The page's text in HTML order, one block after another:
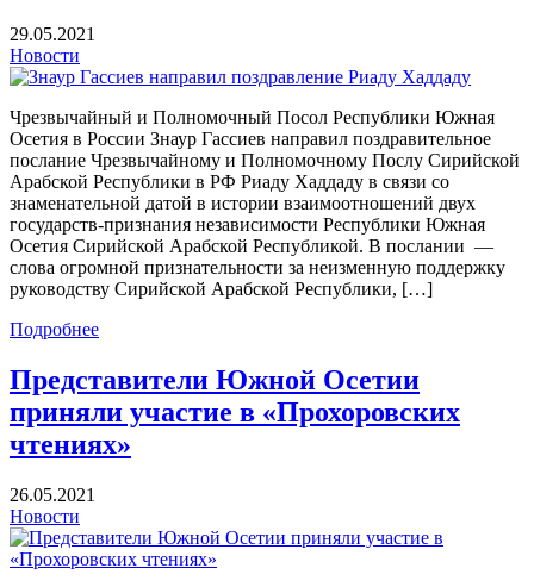
29.05.2021
Новости
Чрезвычайный и Полномочный Посол Республики Южная
Осетия в России Знаур Гассиев направил поздравительное
послание Чрезвычайному и Полномочному Послу Сирийской
Арабской Республики в РФ Риаду Хаддаду в связи со
знаменательной датой в истории взаимоотношений двух
государств-признания независимости Республики Южная
Осетия Сирийской Арабской Республикой. В послании —
слова огромной признательности за неизменную поддержку
руководству Сирийской Арабской Республики, […]
Подробнее
Представители Южной Осетии
приняли участие в «Прохоровских
чтениях»
26.05.2021
Новости